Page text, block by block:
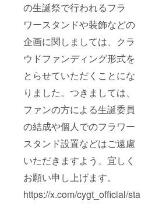
の生誕祭で行われるフラ
ワースタンドや装飾などの
企画に関しましては、クラ
ウドファンディング形式を
とらせていただくことにな
りました。つきましては、
ファンの方による生誕委員
の結成や個人でのフラワー
スタンド設置などはご遠慮
いただきますよう、宜しく
お願い申し上げます。
https://x.com/cygt_official/sta